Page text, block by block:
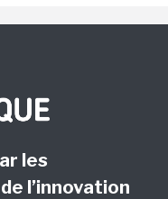
les
l’innovation